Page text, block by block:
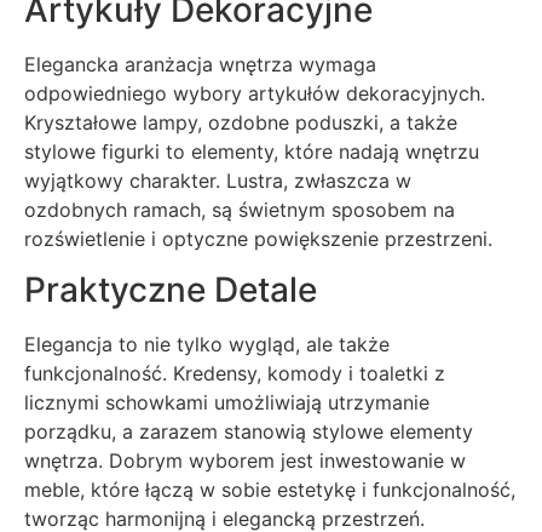
Artykuły Dekoracyjne
Elegancka aranżacja wnętrza wymaga
odpowiedniego wybory artykułów dekoracyjnych.
Kryształowe lampy, ozdobne poduszki, a także
stylowe figurki to elementy, które nadają wnętrzu
wyjątkowy charakter. Lustra, zwłaszcza w
ozdobnych ramach, są świetnym sposobem na
rozświetlenie i optyczne powiększenie przestrzeni.
Praktyczne Detale
Elegancja to nie tylko wygląd, ale także
funkcjonalność. Kredensy, komody i toaletki z
licznymi schowkami umożliwiają utrzymanie
porządku, a zarazem stanowią stylowe elementy
wnętrza. Dobrym wyborem jest inwestowanie w
meble, które łączą w sobie estetykę i funkcjonalność,
tworząc harmonijną i elegancką przestrzeń.